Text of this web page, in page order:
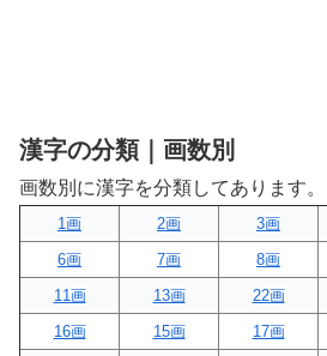
漢字の分類｜画数別
画数別に漢字を分類してあります。
1画 2画 3画
6画
7画 8画
11画
13画 22画
16画
15画 17画